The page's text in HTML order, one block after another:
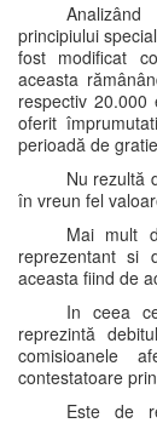
principiului
fost modificat
aceasta
respectiv
oferit
perioadă de
Nu rezultă
în vreun fel
Mai mult
reprezentant si
aceasta fiind de
In ceea
reprezintă
comisioanele
contestatoare
Este de